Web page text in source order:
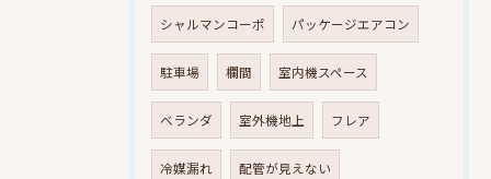
シャルマンコーポ パッケージエアコン
駐車場 欄間 室内機スペース
ベランダ 室外機地上 フレア
冷媒漏れ 配管が見えない